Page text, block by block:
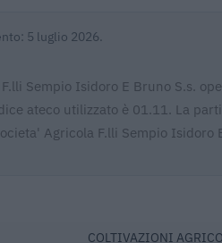
5 luglio 2026.
Sempio Isidoro E Bruno S.s.
ateco utilizzato è 01.11. La
Agricola F.lli Sempio Isidoro
COLTIVAZIONI